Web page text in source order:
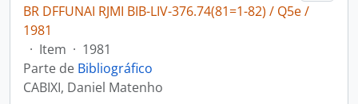
BR DFFUNAI RJMI BIB-LIV-376.74(81=1-82) / Q5e /
1981
· Item · 1981
Parte de Bibliográfico
CABIXI, Daniel Matenho